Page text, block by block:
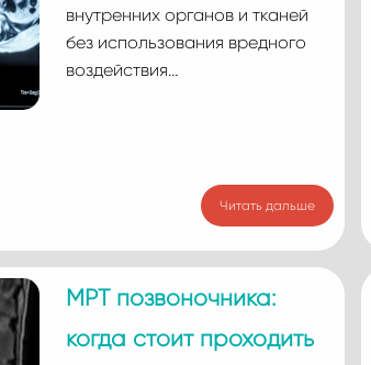
внутренних органов и тканей
без использования вредного
воздействия…
Читать дальше
МРТ позвоночника:
когда стоит проходить